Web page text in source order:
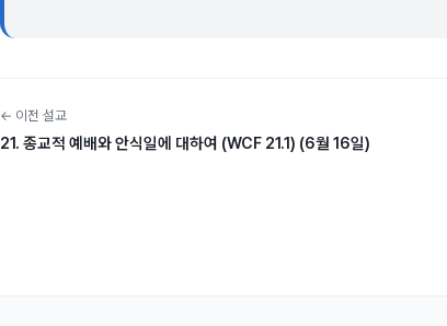
← 이전 설교
21. 종교적 예배와 안식일에 대하여 (WCF 21.1) (6월 16일)